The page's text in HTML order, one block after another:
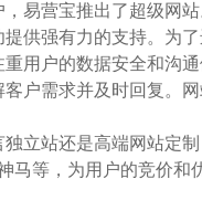
易营宝推出了超级网
提供强有力的支持。为
重用户的数据安全和沟
客户需求并及时回复。
立站还是高端网站定
马等，为用户的竞价和